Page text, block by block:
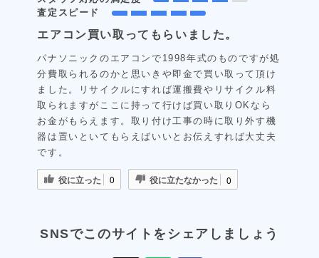
査定スピード
エアコン買い取ってもらいました。
パナソニックのエアコンで1998年式のものですが処
分費取られるのかと思いきや即金で買い取って頂け
ました。リサイクルにすれば運搬費やリサイクル料
取られますがここに持って行けば買い取りOKなら
お金がもらえます。取り付け工事の時に取り外す機
器は置いといてもらえばいいとお伝えすれば大丈夫
です。
役に立った 0 役に立たなかった 0
SNSでこのサイトをシェアしましょう